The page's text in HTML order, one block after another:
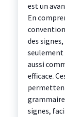
est un
En
des
seulement
aussi
efficace.
signes,